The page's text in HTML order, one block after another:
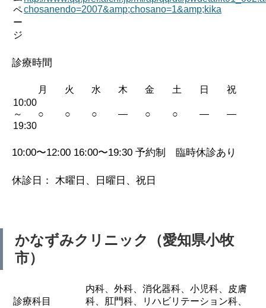
ペ
ー
ジ
chosanendo=2007&amp;chosano=1&amp;kika
診療時間
月 火 水 木 金 土 日
祝
10:00
～
19:30
○ ○ ○ — ○ ○ — —
10:00〜12:00 16:00〜19:30 予約制 臨時休診あり
休診日： 木曜日、日曜日、祝日
かなずみクリニック（愛知県小牧
市）
診療科目
内科、外科、消化器科、小児科、皮膚
科、肛門科、リハビリテーション科、